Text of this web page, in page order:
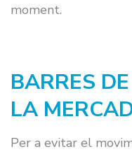
moment.
BARRES
LA
Per a evitar el